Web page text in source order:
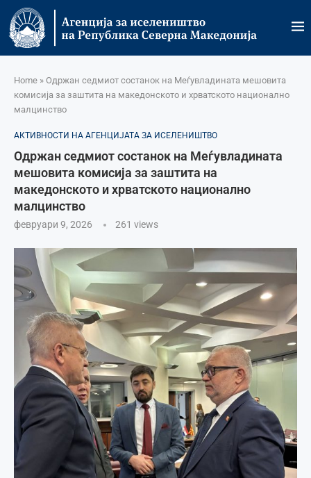
Home » Одржан седмиот состанок на Меѓувладината мешовита
комисија за заштита на македонското и хрватското национално
малцинство
АКТИВНОСТИ НА АГЕНЦИЈАТА ЗА ИСЕЛЕНИШТВО
Одржан седмиот состанок на Меѓувладината
мешовита комисија за заштита на
македонското и хрватското национално
малцинство
февруари 9, 2026 261 views